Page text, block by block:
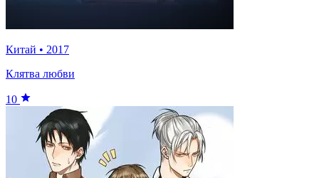
Китай • 2017
Клятва любви
10